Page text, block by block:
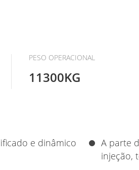
PESO OPERACIONAL
11300KG
e dinâmico
A parte
injeção,